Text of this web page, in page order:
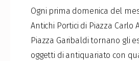
Ogni prima domenica del
Antichi Portici di Piazza Carlo
Piazza Garibaldi tornano gli
oggetti di antiquariato con